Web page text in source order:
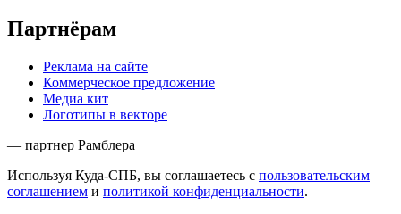
Партнёрам
Реклама на сайте
Коммерческое предложение
Медиа кит
Логотипы в векторе
— партнер Рамблера
Используя Куда-СПБ, вы соглашаетесь с пользовательским
соглашением и политикой конфиденциальности.